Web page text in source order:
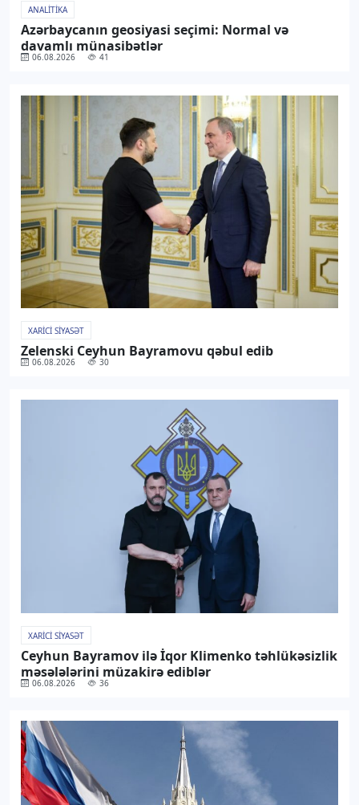
ANALITIKA
Azərbaycanın geosiyasi seçimi: Normal və
davamlı münasibətlər
06.08.2026 41
XARICI SIYASƏT
Zelenski Ceyhun Bayramovu qəbul edib
06.08.2026 30
XARICI SIYASƏT
Ceyhun Bayramov ilə İqor Klimenko təhlükəsizlik
məsələlərini müzakirə ediblər
06.08.2026 36